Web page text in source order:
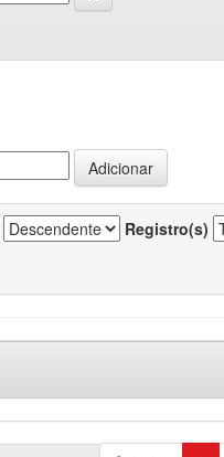
Registro(s)